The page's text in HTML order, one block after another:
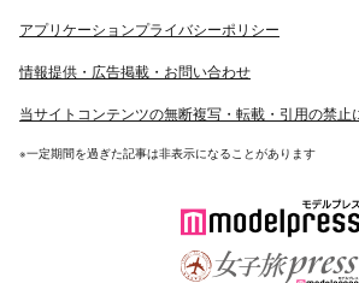
アプリケーションプライバシーポリシー
情報提供・広告掲載・お問い合わせ
当サイトコンテンツの無断複写・転載・引用の禁止
※一定期間を過ぎた記事は非表示になることがあります